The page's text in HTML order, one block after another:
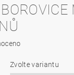
Zvolte variantu